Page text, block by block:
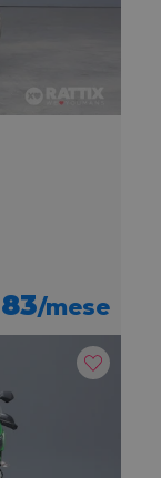
83/mese